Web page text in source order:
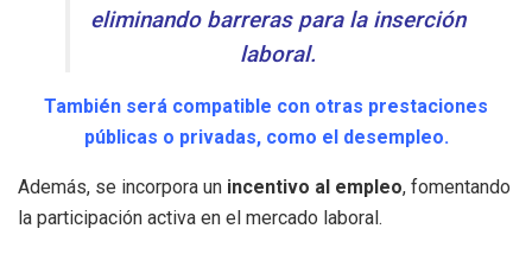
eliminando barreras para la inserción
laboral.
También será compatible con otras prestaciones
públicas o privadas, como el desempleo.
Además, se incorpora un incentivo al empleo, fomentando
la participación activa en el mercado laboral.